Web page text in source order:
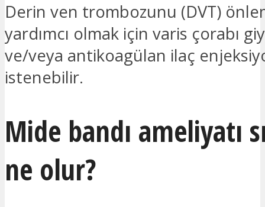
Derin ven trombozunu (DVT)
yardımcı olmak için varis çorabı
ve/veya antikoagülan ilaç
istenebilir.
Mide bandı ameliyatı
ne olur?